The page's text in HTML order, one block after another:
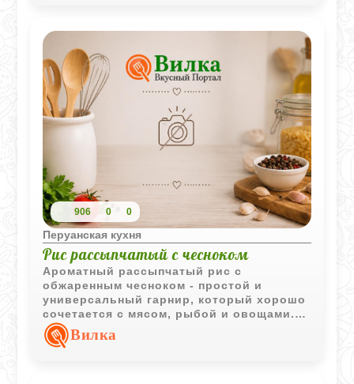
906 0 0
Перуанская кухня
Рис рассыпчатый с чесноком
Ароматный рассыпчатый рис с
обжаренным чесноком - простой и
универсальный гарнир, который хорошо
сочетается с мясом, рыбой и овощами.
Минимум ингредиентов и понятная
технология позволяют получить
Вилка